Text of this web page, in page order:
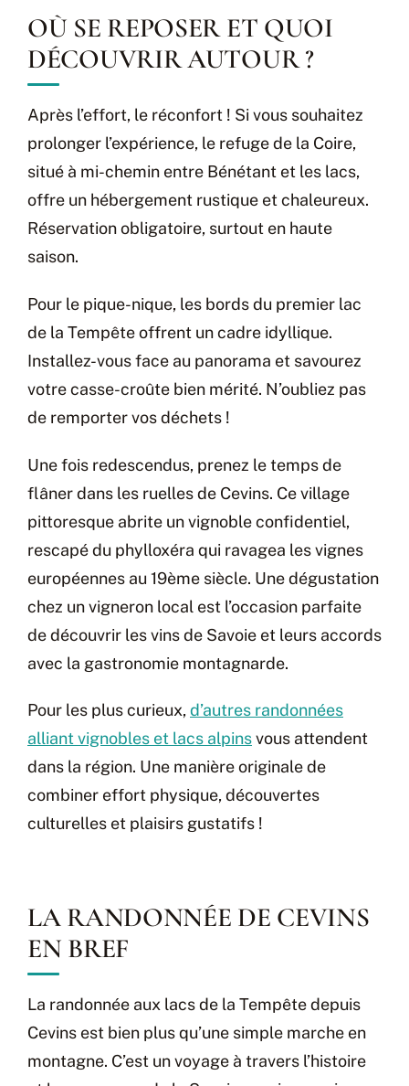
OÙ SE REPOSER ET QUOI
DÉCOUVRIR AUTOUR ?
Après l’effort, le réconfort ! Si vous souhaitez
prolonger l’expérience, le refuge de la Coire,
situé à mi-chemin entre Bénétant et les lacs,
offre un hébergement rustique et chaleureux.
Réservation obligatoire, surtout en haute
saison.
Pour le pique-nique, les bords du premier lac
de la Tempête offrent un cadre idyllique.
Installez-vous face au panorama et savourez
votre casse-croûte bien mérité. N’oubliez pas
de remporter vos déchets !
Une fois redescendus, prenez le temps de
flâner dans les ruelles de Cevins. Ce village
pittoresque abrite un vignoble confidentiel,
rescapé du phylloxéra qui ravagea les vignes
européennes au 19ème siècle. Une dégustation
chez un vigneron local est l’occasion parfaite
de découvrir les vins de Savoie et leurs accords
avec la gastronomie montagnarde.
Pour les plus curieux, d’autres randonnées
alliant vignobles et lacs alpinsvous attendent
dans la région. Une manière originale de
combiner effort physique, découvertes
culturelles et plaisirs gustatifs !
LA RANDONNÉE DE CEVINS
EN BREF
La randonnée aux lacs de la Tempête depuis
Cevins est bien plus qu’une simple marche en
montagne. C’est un voyage à travers l’histoire